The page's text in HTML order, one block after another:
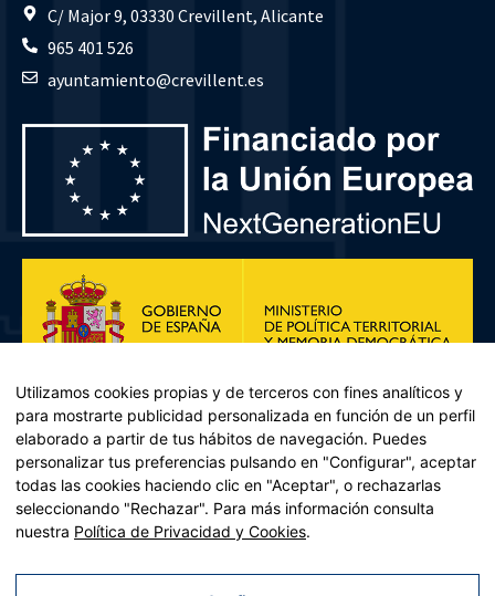
C/ Major 9, 03330 Crevillent, Alicante
965 401 526
ayuntamiento@crevillent.es
Plan de Recuperación, Transformación y Resiliencia – Financiado por
Recuperación y resiliencia, establecido por el Reglamento (UE)
Utilizamos cookies propias y de terceros con fines analíticos y
para mostrarte publicidad personalizada en función de un perfil
elaborado a partir de tus hábitos de navegación. Puedes
personalizar tus preferencias pulsando en "Configurar", aceptar
todas las cookies haciendo clic en "Aceptar", o rechazarlas
seleccionando "Rechazar". Para más información consulta
nuestra Política de Privacidad y Cookies.